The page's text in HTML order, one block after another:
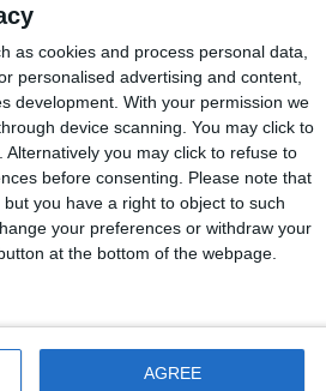
as cookies and process personal data,
personalised advertising and content,
development. With your permission we
device scanning. You may click to
you may click to refuse to
before consenting.
Please note that
you have a right to object to such
your preferences or withdraw your
at the bottom of the webpage.
AGREE
143161
142126
142124
142101
141055
140928
from
be among
on our